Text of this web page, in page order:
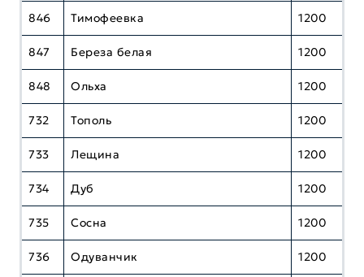
846 Тимофеевка 1200
847 Береза белая 1200
848 Ольха 1200
732 Тополь 1200
733 Лещина 1200
734 Дуб 1200
735 Сосна 1200
736 Одуванчик 1200